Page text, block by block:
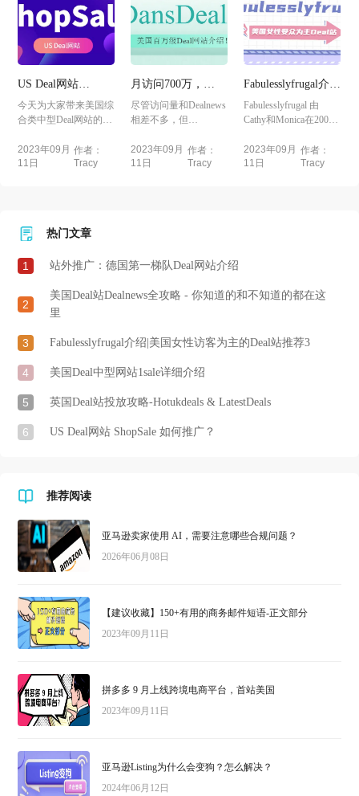
US Deal网站
ShopSale 如何推
广？
今天为大家带来美国综
合类中型Deal网站的第
2023年09月
11日
作者：
Tracy
月访问700万，
DansDeals美国Deal
站介绍
尽管访问量和Dealnews
相差不多，但
中的知...
2023年09月
11日
作者：
Tracy
Fabulesslyfrugal介
绍|美国女性访客为
主的Deal站推荐3
Fabulesslyfrugal 由
Cathy和Monica在2008
最...
2023年09月
11日
作者：
Tracy
热门文章
1 站外推广：德国第一梯队Deal网站介绍
2
美国Deal站Dealnews全攻略 - 你知道的和不知道的都在这
里
3 Fabulesslyfrugal介绍|美国女性访客为主的Deal站推荐3
4 美国Deal中型网站1sale详细介绍
5 英国Deal站投放攻略-Hotukdeals & LatestDeals
6 US Deal网站 ShopSale 如何推广？
推荐阅读
亚马逊卖家使用 AI，需要注意哪些合规问题？
2026年06月08日
【建议收藏】150+有用的商务邮件短语-正文部分
2023年09月11日
拼多多 9 月上线跨境电商平台，首站美国
2023年09月11日
亚马逊Listing为什么会变狗？怎么解决？
2024年06月12日